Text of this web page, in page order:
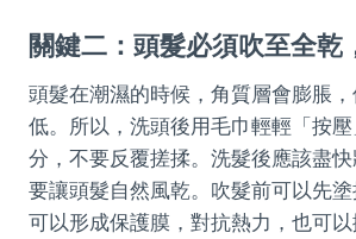
關鍵二：頭髮必須吹至全乾
頭髮在潮濕的時候，角質層會膨脹
低。所以，洗頭後用毛巾輕輕「按
分，不要反覆搓揉。洗髮後應該盡
要讓頭髮自然風乾。吹髮前可以先
可以形成保護膜，對抗熱力，也可以